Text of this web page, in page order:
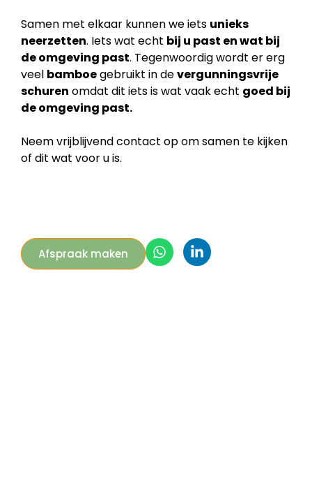
Samen met elkaar kunnen we iets unieks
neerzetten. Iets wat echt bij u past en wat bij
deomgeving past. Tegenwoordig wordt er erg
veel bamboegebruikt in devergunningsvrije
schuren omdat dit iets is wat vaak echt goed bij
de omgeving past.
Neem vrijblijvend contact op om samen te kijken
of dit wat voor u is.
Afspraak maken